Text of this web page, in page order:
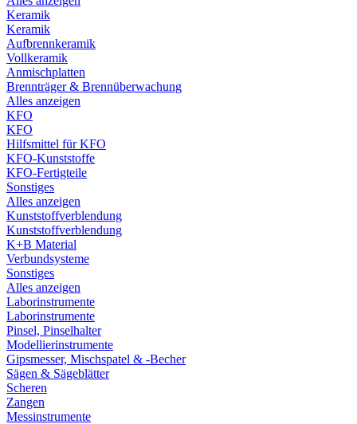
Keramik
Keramik
Aufbrennkeramik
Vollkeramik
Anmischplatten
Brennträger & Brennüberwachung
Alles anzeigen
KFO
KFO
Hilfsmittel für KFO
KFO-Kunststoffe
KFO-Fertigteile
Sonstiges
Alles anzeigen
Kunststoffverblendung
Kunststoffverblendung
K+B Material
Verbundsysteme
Sonstiges
Alles anzeigen
Laborinstrumente
Laborinstrumente
Pinsel, Pinselhalter
Modellierinstrumente
Gipsmesser, Mischspatel & -Becher
Sägen & Sägeblätter
Scheren
Zangen
Messinstrumente